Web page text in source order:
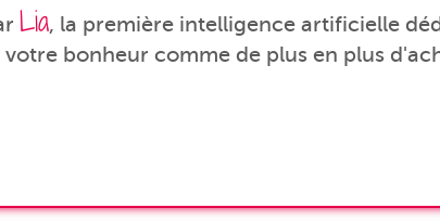
Lia, la première intelligence artificielle
bonheur comme de plus en plus